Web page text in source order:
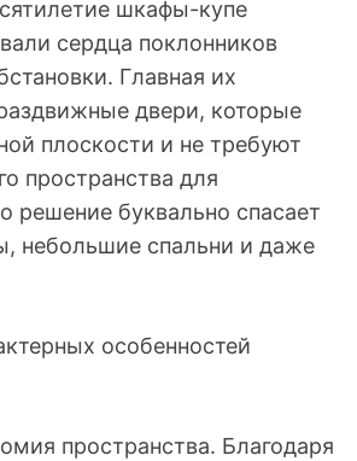
шкафы-купе
сердца поклонников
Главная их
двери, которые
плоскости и не требуют
пространства для
решение буквально спасает
небольшие спальни и даже
особенностей
пространства. Благодаря